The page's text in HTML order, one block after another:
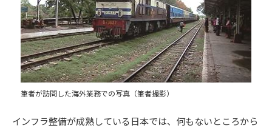
筆者が訪問した海外業務での写真（筆者撮影）
インフラ整備が成熟している日本では、何もないところから